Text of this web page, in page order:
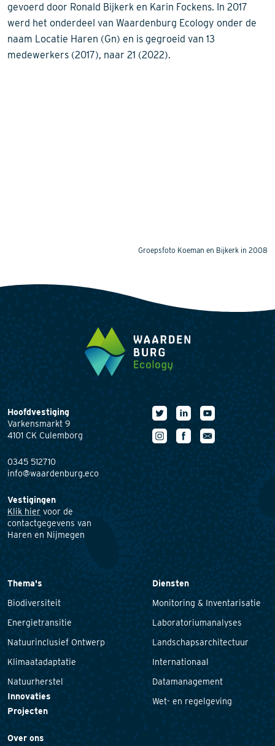
gevoerd door Ronald Bijkerk en Karin Fockens. In 2017
werd het onderdeel van Waardenburg Ecology onder de
naam Locatie Haren (Gn) en is gegroeid van 13
medewerkers (2017), naar 21 (2022).
Groepsfoto Koeman en Bijkerk in 2008
Hoofdvestiging
Varkensmarkt 9
4101 CK Culemborg
0345 512710
info@waardenburg.eco
Vestigingen
Klik hier voor de
contactgegevens van
Haren en Nijmegen
Thema's
Biodiversiteit
Energietransitie
Natuurinclusief Ontwerp
Klimaatadaptatie
Natuurherstel
Innovaties
Projecten
Diensten
Monitoring & Inventarisatie
Laboratoriumanalyses
Landschapsarchitectuur
Internationaal
Datamanagement
Wet- en regelgeving
Over ons